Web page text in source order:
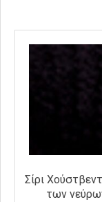
Σίρι
των